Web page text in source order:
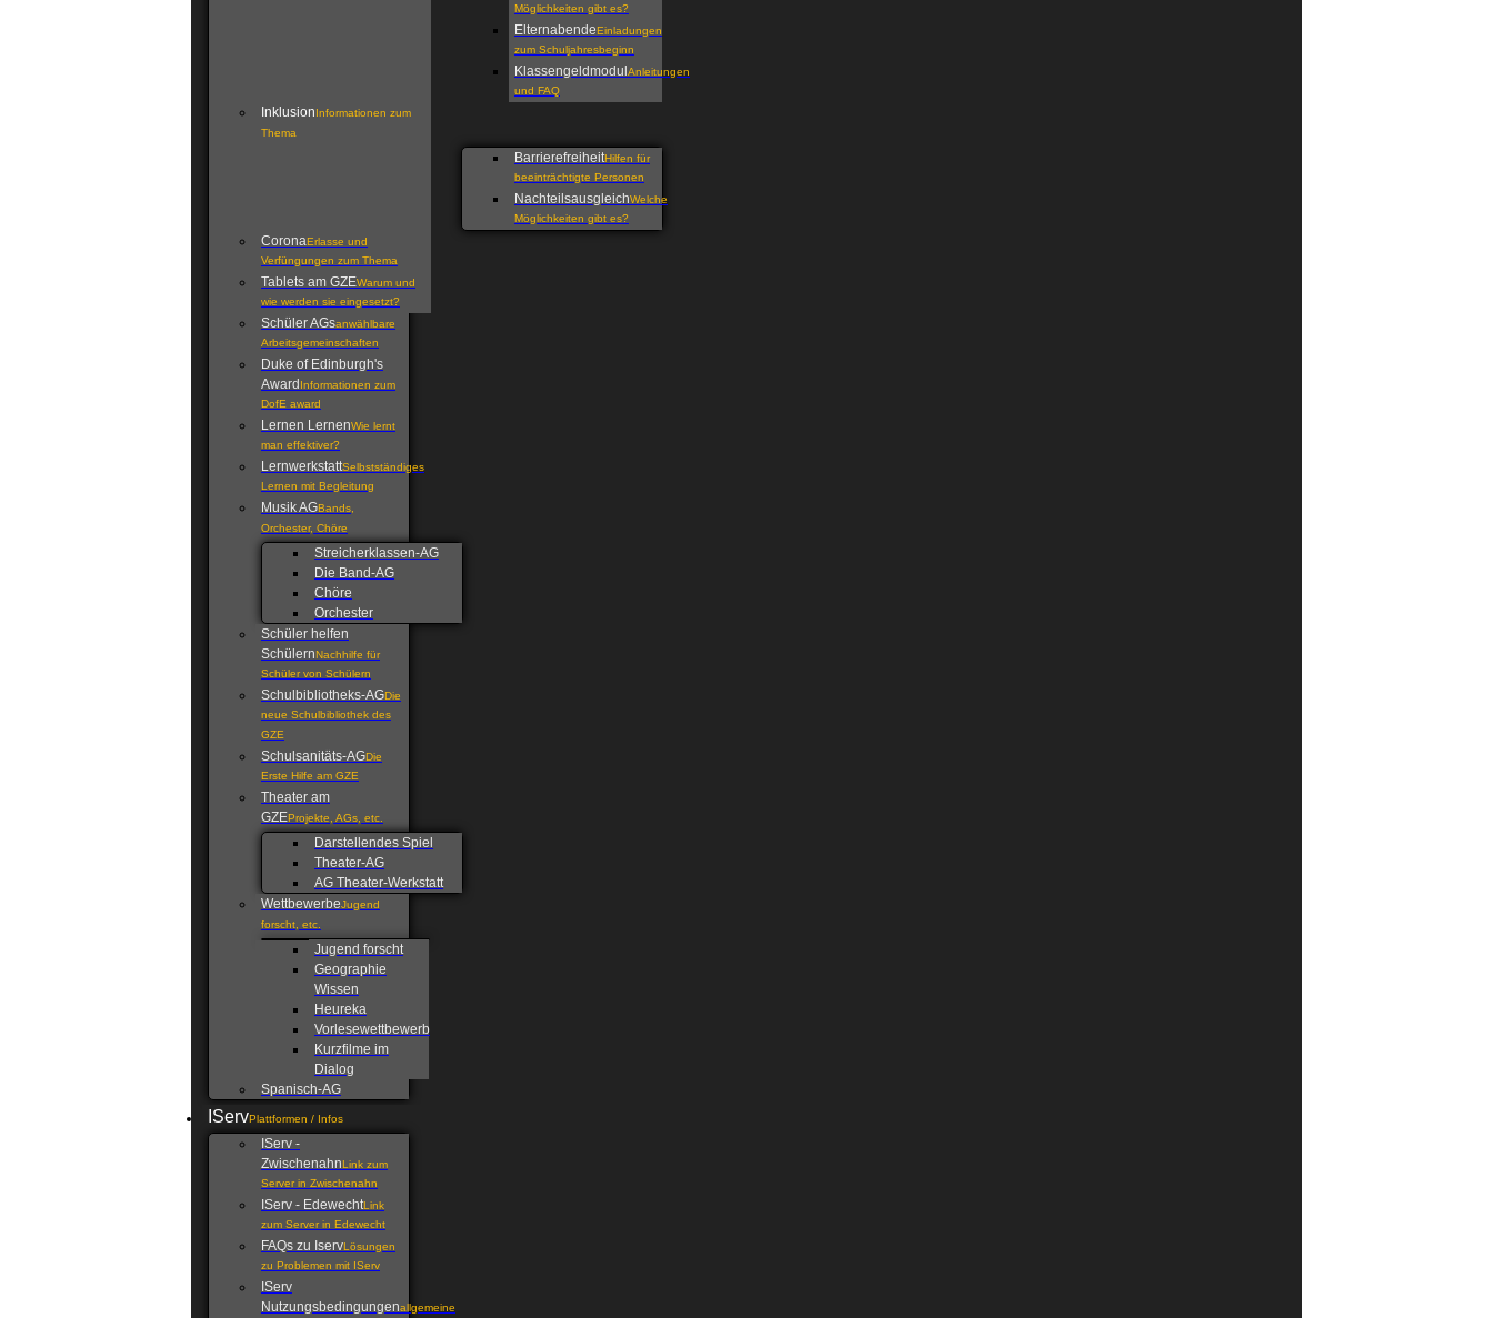
Möglichkeiten gibt es?
ElternabendeEinladungen
zum Schuljahresbeginn
Klassengeldmodul Anleitungen
und FAQ
InklusionInformationen zum
Thema
BarrierefreiheitHilfen für
beeinträchtigte Personen
NachteilsausgleichWelche
Möglichkeiten gibt es?
CoronaErlasse und
Verfüngungen zum Thema
Tablets am GZEWarum und
wie werden sie eingesetzt?
Schüler AGsanwählbare
Arbeitsgemeinschaften
Duke of Edinburgh's
Award Informationen zum
DofE award
Lernen LernenWie lernt
man effektiver?
LernwerkstattSelbstständiges
Lernen mit Begleitung
Musik AGBands,
Orchester, Chöre
Streicherklassen-AG
Die Band-AG
Chöre
Orchester
Schüler helfen
SchülernNachhilfe für
Schüler von Schülern
Schulbibliotheks-AGDie
neue Schulbibliothek des
GZE
Schulsanitäts-AGDie
Erste Hilfe am GZE
Theater am
GZEProjekte, AGs, etc.
Darstellendes Spiel
Theater-AG
AG Theater-Werkstatt
WettbewerbeJugend
forscht, etc.
Jugend forscht
Geographie
Wissen
Heureka
Vorlesewettbewerb
Kurzfilme im
Dialog
Spanisch-AG
IServPlattformen / Infos
IServ -
ZwischenahnLink zum
Server in Zwischenahn
IServ - EdewechtLink
zum Server in Edewecht
FAQs zu IservLösungen
zu Problemen mit IServ
IServ
Nutzungsbedingungenallgemeine